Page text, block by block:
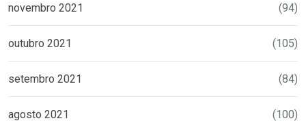
novembro 2021 (94)
outubro 2021 (105)
setembro 2021 (84)
agosto 2021 (100)